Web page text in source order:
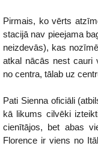
Pirmais, ko vērts
stacijā nav pieejama
neizdevās), kas
atkal nācās nest cauri
no centra, tālab uz
Pati Sienna oficiāli
kā likums cilvēki
cienītājos, bet abas
Florence ir viens no